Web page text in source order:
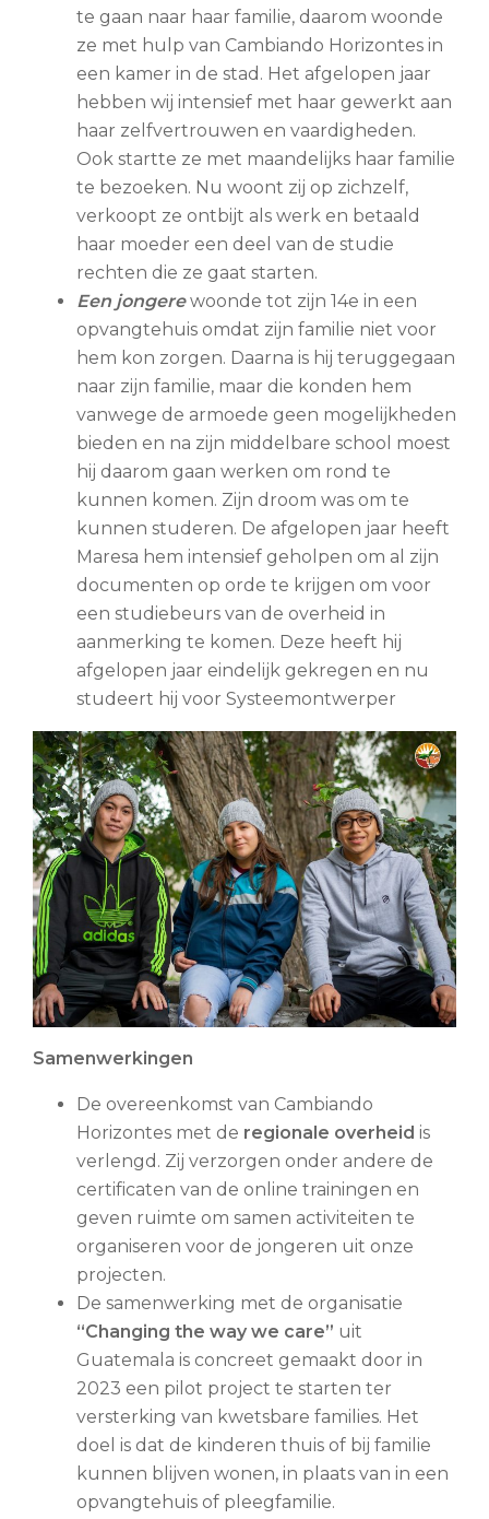
te gaan naar haar familie, daarom woonde
ze met hulp van Cambiando Horizontes in
een kamer in de stad. Het afgelopen jaar
hebben wij intensief met haar gewerkt aan
haar zelfvertrouwen en vaardigheden.
Ook startte ze met maandelijks haar familie
te bezoeken. Nu woont zij op zichzelf,
verkoopt ze ontbijt als werk en betaald
haar moeder een deel van de studie
rechten die ze gaat starten.
Een jongerewoonde tot zijn 14e in een
opvangtehuis omdat zijn familie niet voor
hem kon zorgen. Daarna is hij teruggegaan
naar zijn familie, maar die konden hem
vanwege de armoede geen mogelijkheden
bieden en na zijn middelbare school moest
hij daarom gaan werken om rond te
kunnen komen. Zijn droom was om te
kunnen studeren. De afgelopen jaar heeft
Maresa hem intensief geholpen om al zijn
documenten op orde te krijgen om voor
een studiebeurs van de overheid in
aanmerking te komen. Deze heeft hij
afgelopen jaar eindelijk gekregen en nu
studeert hij voor Systeemontwerper
Samenwerkingen
De overeenkomst van Cambiando
Horizontes met de regionale overheid is
verlengd. Zij verzorgen onder andere de
certificaten van de online trainingen en
geven ruimte om samen activiteiten te
organiseren voor de jongeren uit onze
projecten.
De samenwerking met de organisatie
“Changing the way we care” uit
Guatemala is concreet gemaakt door in
2023 een pilot project te starten ter
versterking van kwetsbare families. Het
doel is dat de kinderen thuis of bij familie
kunnen blijven wonen, in plaats van in een
opvangtehuis of pleegfamilie.